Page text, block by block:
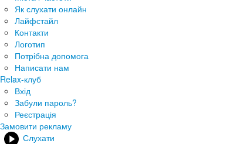
Як слухати онлайн
Лайфстайл
Контакти
Логотип
Потрібна допомога
Написати нам
Relax-клуб
Вхід
Забули пароль?
Реєстрація
Замовити рекламу
Слухати